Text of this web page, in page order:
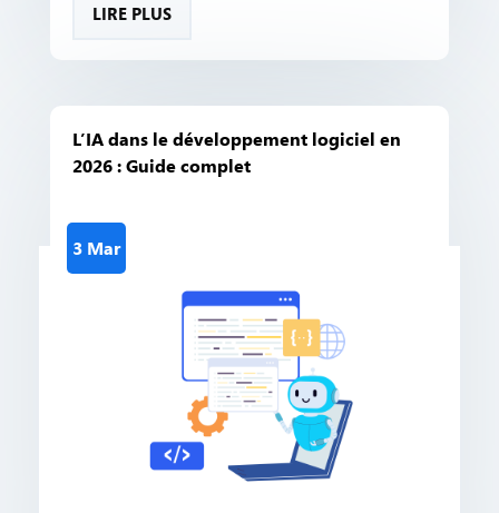
LIRE PLUS
L’IA dans le développement logiciel en
2026 : Guide complet
3 Mar